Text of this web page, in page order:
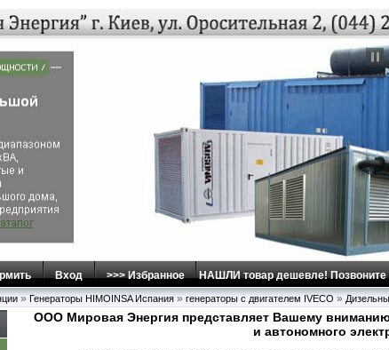
Вход >>> Избранное НАШЛИ товар дешевле! Позвоните
» Генераторы HIMOINSA Испания » генераторы с двигателем IVECO »
ООО Мировая Энергия представляет Вашему
и автономного